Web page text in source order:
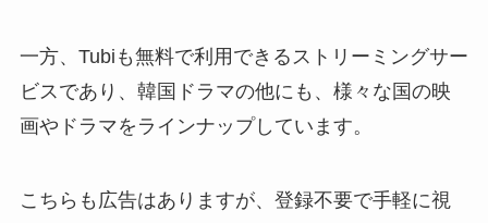
一方、Tubiも無料で利用できるストリーミングサー
ビスであり、韓国ドラマの他にも、様々な国の映
画やドラマをラインナップしています。
こちらも広告はありますが、登録不要で手軽に視